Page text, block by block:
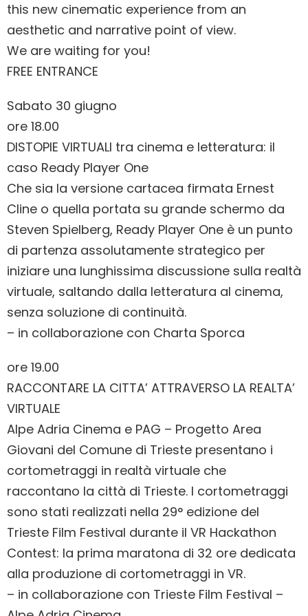
this new cinematic experience from an
aesthetic and narrative point of view.
We are waiting for you!
FREE ENTRANCE
Sabato 30 giugno
ore 18.00
DISTOPIE VIRTUALI tra cinema e letteratura: il
caso Ready Player One
Che sia la versione cartacea firmata Ernest
Cline o quella portata su grande schermo da
Steven Spielberg, Ready Player One è un punto
di partenza assolutamente strategico per
iniziare una lunghissima discussione sulla realtà
virtuale, saltando dalla letteratura al cinema,
senza soluzione di continuità.
– in collaborazione con Charta Sporca
ore 19.00
RACCONTARE LA CITTA’ ATTRAVERSO LA REALTA’
VIRTUALE
Alpe Adria Cinema e PAG – Progetto Area
Giovani del Comune di Trieste presentano i
cortometraggi in realtà virtuale che
raccontano la città di Trieste. I cortometraggi
sono stati realizzati nella 29° edizione del
Trieste Film Festival durante il VR Hackathon
Contest: la prima maratona di 32 ore dedicata
alla produzione di cortometraggi in VR.
– in collaborazione con Trieste Film Festival –